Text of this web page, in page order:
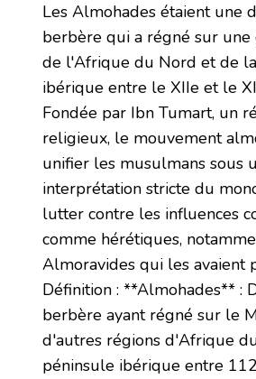
Les Almohades étaient une
berbère qui a régné sur
de l'Afrique du Nord et de
ibérique entre le XIIe et le
Fondée par Ibn Tumart, un
religieux, le mouvement
unifier les musulmans sous
interprétation stricte du
lutter contre les influences
comme hérétiques,
Almoravides qui les avaient
Définition : **Almohades** :
berbère ayant régné sur le
d'autres régions d'Afrique
péninsule ibérique entre